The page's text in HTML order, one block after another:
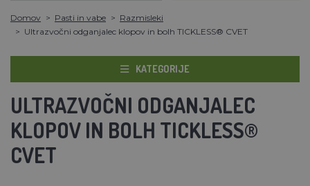
Domov Pasti in vabe
Razmisleki
Ultrazvočni odganjalec klopov in bolh TICKLESS® CVET
KATEGORIJE
ULTRAZVOČNI ODGANJALEC
KLOPOV IN BOLH TICKLESS®
CVET